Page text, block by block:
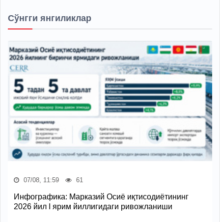
Сўнгги янгиликлар
07/08, 11:59 61
Инфографика: Марказий Осиё иқтисодиётининг
2026 йил I ярим йиллигидаги ривожланиши